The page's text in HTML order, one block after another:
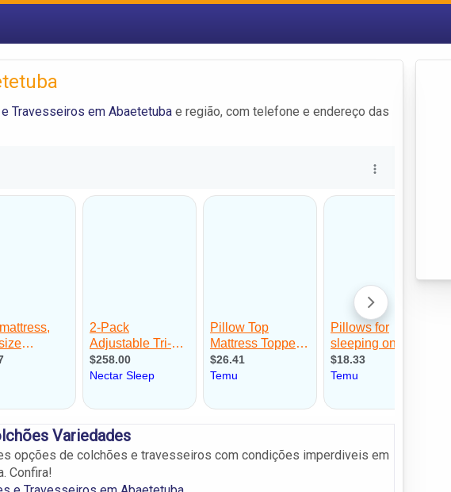
Travesseiros em Abaetetuba e região, com telefone e endereço das
Variedades
opções de colchões e travesseiros com condições imperdiveis em
Confira!